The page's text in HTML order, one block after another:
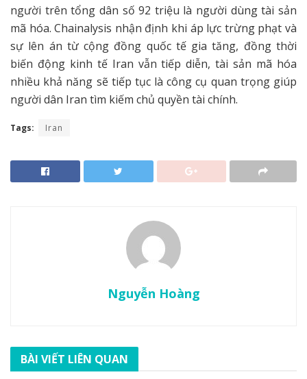
người trên tổng dân số 92 triệu là người dùng tài sản
mã hóa. Chainalysis nhận định khi áp lực trừng phạt và
sự lên án từ cộng đồng quốc tế gia tăng, đồng thời
biến động kinh tế Iran vẫn tiếp diễn, tài sản mã hóa
nhiều khả năng sẽ tiếp tục là công cụ quan trọng giúp
người dân Iran tìm kiếm chủ quyền tài chính.
Tags: Iran
Nguyễn Hoàng
BÀI VIẾT LIÊN QUAN